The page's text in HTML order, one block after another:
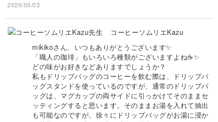
2026/05/03
コーヒーソムリエKazu
mikikoさん、いつもありがとうございます✨
「職人の珈琲」もいろいろ種類がございますよね☕✨
どの味がお好きなどありますでしょうか？
私もドリップバッグのコーヒーを飲む際は、ドリップバ
ッグスタンドを使っているのですが、通常のドリップバ
ッグは、マグカップの両サイドに引っかけてそのままセ
ッティングすると思います。そのままお湯を入れて抽出
も可能なのですが、徐々にドリップバッグがお湯に浸か